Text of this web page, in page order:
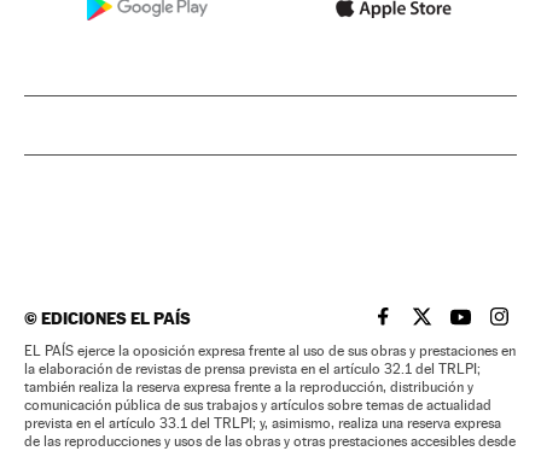
©EDICIONES EL PAÍS EL PAÍS BRASIL EN
EL PAÍSEL PAÍS
EL
EL PAÍS ejerce la oposición expresa frente al uso de sus obras y prestaciones en
la elaboración de revistas de prensa prevista en el artículo 32.1 del TRLPI;
también realiza la reserva expresa frente a la reproducción, distribución y
comunicación pública de sus trabajos y artículos sobre temas de actualidad
prevista en el artículo 33.1 del TRLPI; y, asimismo, realiza una reserva expresa
de las reproducciones y usos de las obras y otras prestaciones accesibles desde